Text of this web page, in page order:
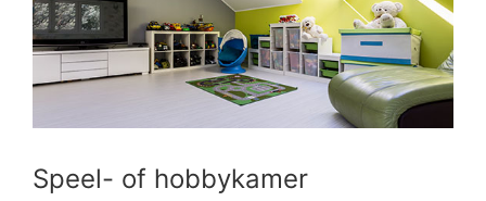
Speel- of hobbykamer